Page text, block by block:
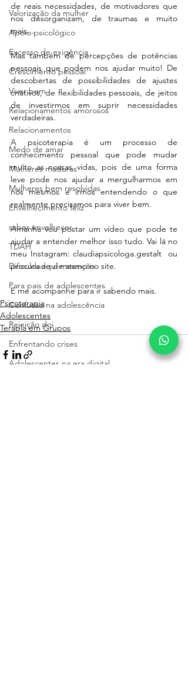
Valorização da mulher
Apoio psicológico
Excesso de exigência
Crescimento pessoal
Viver bem
Relacionamentos amorosos
Relacionamentos
Medo de amar
Mulheres maduras
Mulheres bem resolvidas
Envelhecimento feliz
saber envelhecer
TDAH
Dificuldade de atenção
Para pais de adolescentes
Confusão na adolescência
Rejeição doi
Enfrentando crises
Adolescentes na era digital
de reais necessidades, de motivadores que
nos desorganizam, de traumas e muito
mais...
Mas também de percepções de potências
pessoais que podem nos ajudar muito! De
descobertas de possibilidades de ajustes
criativos, de flexibilidades pessoais, de jeitos
de investirmos em suprir necessidades
verdadeiras.
A psicoterapia é um processo de
conhecimento pessoal que pode mudar
muito as nossas vidas, pois de uma forma
leve pode nos ajudar a mergulharmos em
nós mesmos e irmos entendendo o que
realmente precisamos para viver bem.
Amanha vou postar um vídeo que pode te
ajudar a entender melhor isso tudo. Vai lá no
meu Instagram: claudiapsicologa.gestalt  ou
procura aqui mesmo no site.
E me acompanhe para ir sabendo mais.
Psicoterapia
Adolescentes
Terapia em Grupos